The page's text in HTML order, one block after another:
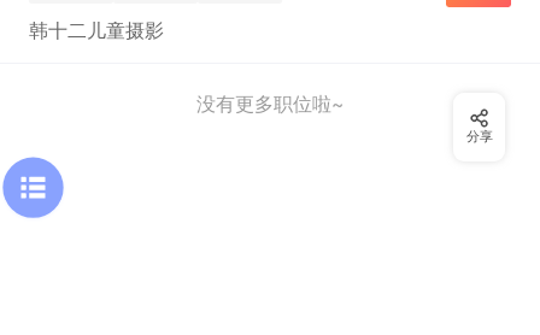
韩十二儿童摄影
没有更多职位啦~
分享